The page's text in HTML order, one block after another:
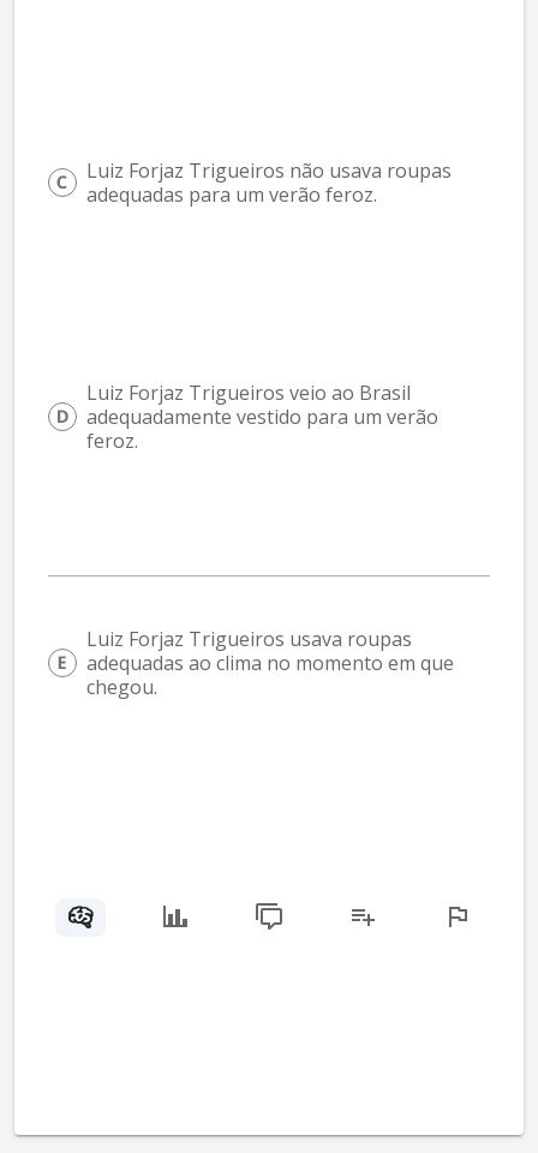
Luiz Forjaz Trigueiros não usava roupas
adequadas para um verão feroz.
Luiz Forjaz Trigueiros veio ao Brasil
adequadamente vestido para um verão
feroz.
Luiz Forjaz Trigueiros usava roupas
adequadas ao clima no momento em que
chegou.